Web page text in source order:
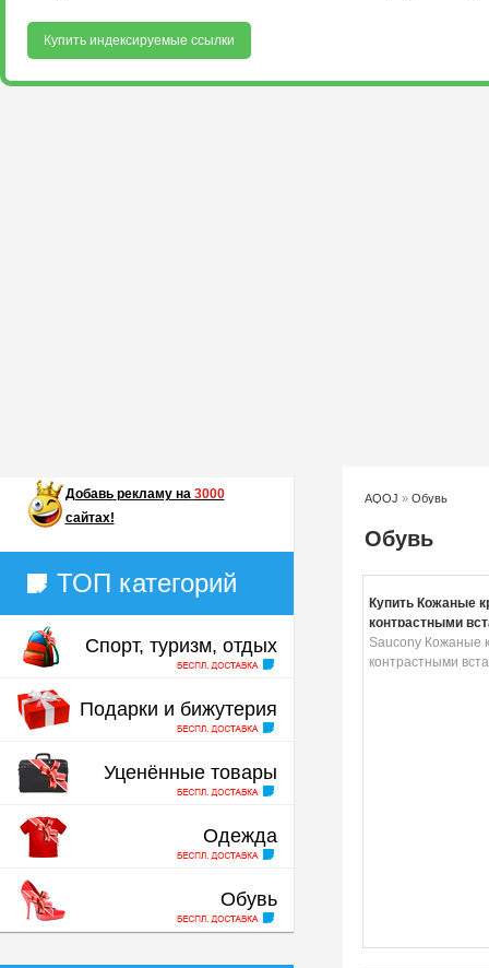
Купить индексируемые ссылки
Добавь рекламу на 3000
сайтах!
ТОП категорий
Спорт, туризм, отдых
Подарки и бижутерия
Уценённые товары
Одежда
Обувь
AQOJ » Обувь
Обувь
Купить Кожаные
контрастными
Saucony Кожаные
контрастными